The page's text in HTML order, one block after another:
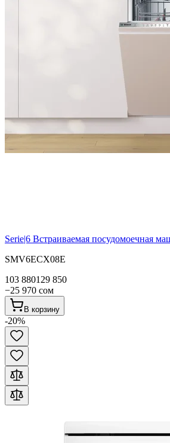
Serie|6 Встраиваемая посудомоечная
SMV6ECX08E
103 880129 850
−25 970 сом
В корзину
-20%